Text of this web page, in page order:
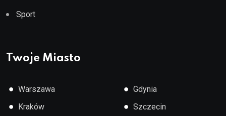
Sport
Twoje Miasto
● Warszawa
● Kraków
● Gdynia
● Szczecin